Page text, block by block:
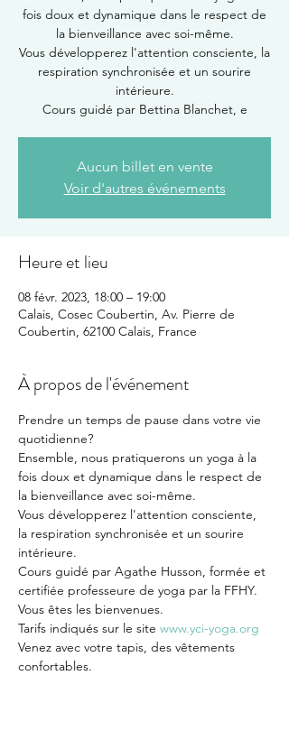
fois doux et dynamique dans le respect de
la bienveillance avec soi-même.
Vous développerez l'attention consciente, la
respiration synchronisée et un sourire
intérieure.
Cours guidé par Bettina Blanchet, e
Aucun billet en vente
Voir d'autres événements
Heure et lieu
08 févr. 2023, 18:00 – 19:00
Calais, Cosec Coubertin, Av. Pierre de
Coubertin, 62100 Calais, France
À propos de l'événement
Prendre un temps de pause dans votre vie
quotidienne?
Ensemble, nous pratiquerons un yoga à la
fois doux et dynamique dans le respect de
la bienveillance avec soi-même.
Vous développerez l'attention consciente,
la respiration synchronisée et un sourire
intérieure.
Cours guidé par Agathe Husson, formée et
certifiée professeure de yoga par la FFHY.
Vous êtes les bienvenues.
Tarifs indiqués sur le site www.yci-yoga.org
Venez avec votre tapis, des vêtements
confortables.